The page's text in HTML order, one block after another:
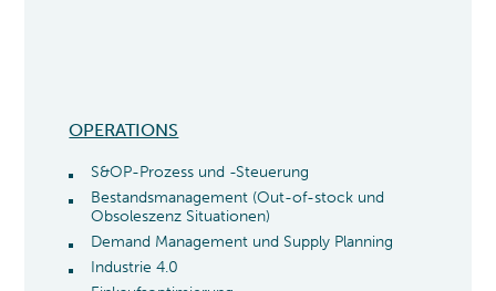
OPERATIONS
S&OP-Prozess und -Steuerung
Bestandsmanagement (Out-of-stock und
Obsoleszenz Situationen)
Demand Management und Supply Planning
Industrie 4.0